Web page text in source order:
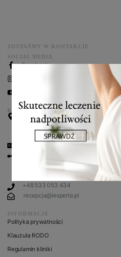
ZOSTAŃMY W KONTAKCIE
SOCIAL MEDIA
Facebook
KONTAKT
Klinika L’experta
ul. Przy Bażantarni 11 F
02-793 Warszawa
+48 530 666 466
Telefon recepcja SPA
+48 533 053 434
recepcja@lexperta.pl
INFORMACJE
Polityka prywatności
Klauzula RODO
Regulamin kliniki